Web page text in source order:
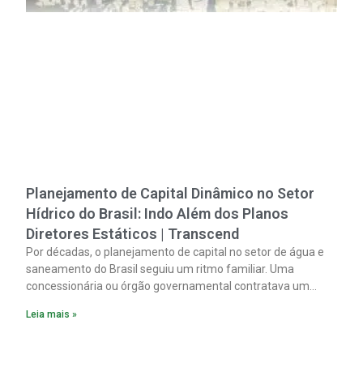
Planejamento de Capital Dinâmico no Setor
Hídrico do Brasil: Indo Além dos Planos
Diretores Estáticos | Transcend
Por décadas, o planejamento de capital no setor de água e
saneamento do Brasil seguiu um ritmo familiar. Uma
concessionária ou órgão governamental contratava um
Leia mais »